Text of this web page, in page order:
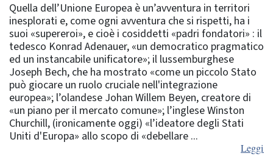
Quella dell’Unione Europea è un’avventura in territori
inesplorati e, come ogni avventura che si rispetti, ha i
suoi «supereroi», e cioè i cosiddetti «padri fondatori» : il
tedesco Konrad Adenauer, «un democratico pragmatico
ed un instancabile unificatore»; il lussemburghese
Joseph Bech, che ha mostrato «come un piccolo Stato
può giocare un ruolo cruciale nell'integrazione
europea»; l’olandese Johan Willem Beyen, creatore di
«un piano per il mercato comune»; l’inglese Winston
Churchill, (ironicamente oggi) «l’ideatore degli Stati
Uniti d'Europa» allo scopo di «debellare ...
Leggi